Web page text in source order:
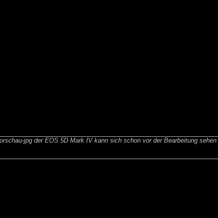
jpg der EOS 5D Mark IV kann sich schon vor der Bearbeitung